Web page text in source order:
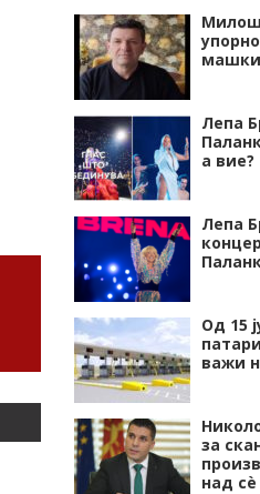
Лепа
а вие?
Лепа
Од 15
важи
за
над сѐ